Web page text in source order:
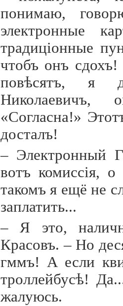
понимаю,
электронные
традицioнные
чтобъ онъ
повѣсятъ, я
Николаевичъ,
«Согласна!»
досталъ!
– Электронный
вотъ комиссiя, о
такомъ я ещё не
заплатить...
– Я это,
Красовъ. – Но
гммъ! А если
троллейбусѣ!
жалуюсь.